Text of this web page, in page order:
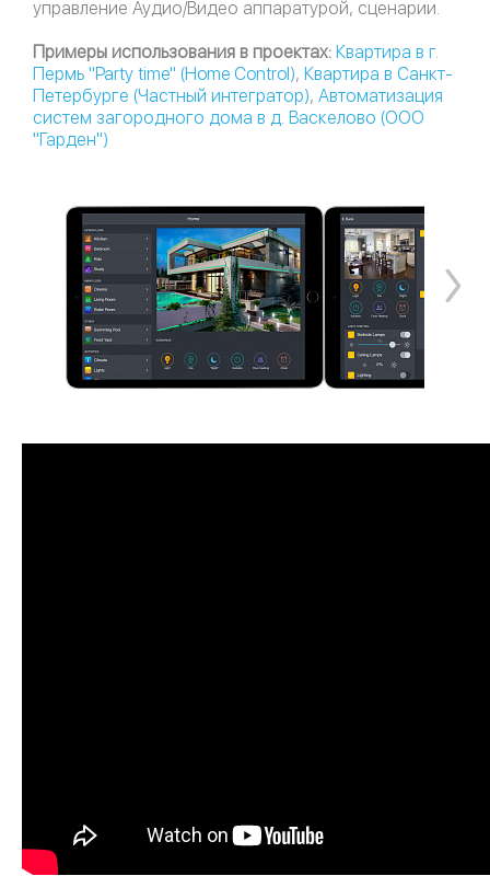
управление Аудио/Видео аппаратурой, сценарии.
Примеры использования в проектах: Квартира в г.
Пермь "Party time" (Home Control), Квартира в Санкт-
Петербурге (Частный интегратор), Автоматизация
систем загородного дома в д. Васкелово (ООО
"Гарден")